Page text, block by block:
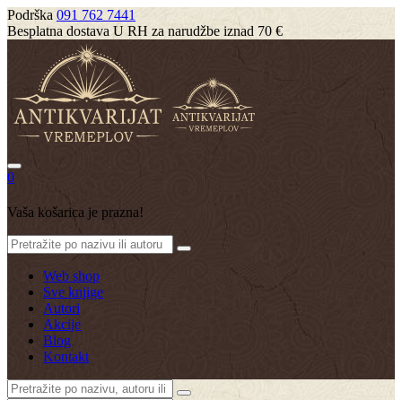
Podrška 091 762 7441
Besplatna dostava U RH za narudžbe iznad 70 €
0
Vaša košarica je prazna!
Web shop
Sve knjige
Autori
Akcije
Blog
Kontakt